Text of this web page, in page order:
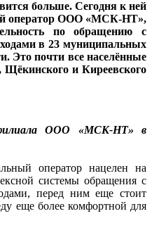
больше. Сегодня к ней
оператор ООО «МСК-НТ»,
по обращению с
в 23 муниципальных
Это почти все населённые
и Киреевского
филиала ООО «МСК-НТ» в
оператор нацелен на
системы обращения с
перед ним еще стоит
еще более комфортной для